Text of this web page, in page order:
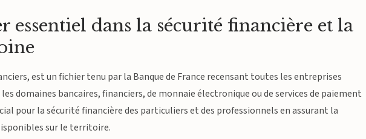
essentiel dans la sécurité financière et la
est un fichier tenu par la Banque de France recensant toutes les entreprises
domaines bancaires, financiers, de monnaie électronique ou de services de paiement
pour la sécurité financière des particuliers et des professionnels en assurant la
sur le territoire.